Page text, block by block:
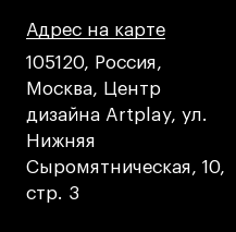
Адрес на карте
Адрес на карте
Адрес на карте
105120, Россия,
Москва, Центр
дизайна Artplay, ул.
Нижняя
Сыромятническая, 10,
стр. 3